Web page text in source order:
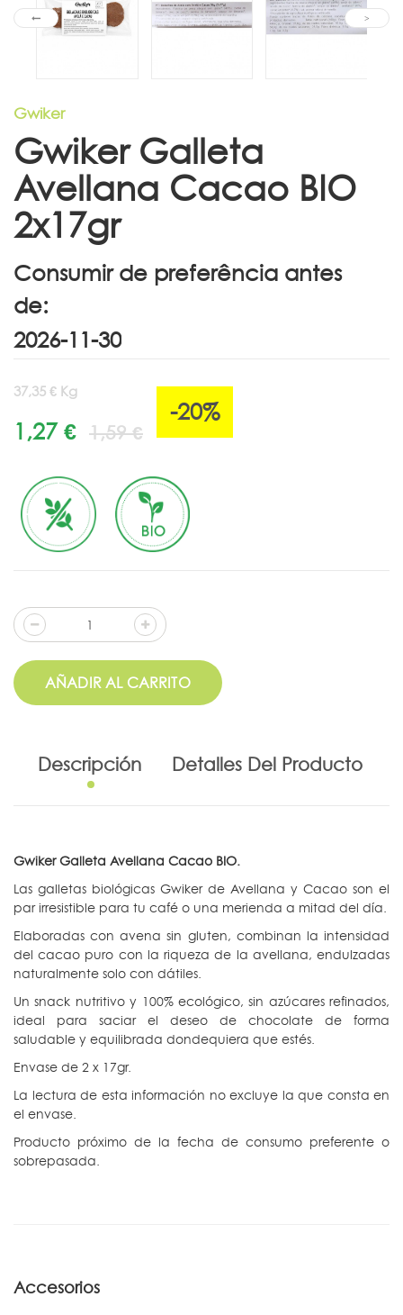
Gwiker
Gwiker Galleta
Avellana Cacao BIO
2x17gr
Consumir de preferência antes
de:
37,35 € Kg
1,27 € 1,59 €
-20%
AÑADIR AL CARRITO
Descripción Detalles Del Producto
Gwiker Galleta Avellana Cacao BIO.
Las galletas biológicas Gwiker de Avellana y Cacao son el
par irresistible para tu café o una merienda a mitad del día.
Elaboradas con avena sin gluten, combinan la intensidad
del cacao puro con la riqueza de la avellana, endulzadas
naturalmente solo con dátiles.
Un snack nutritivo y 100% ecológico, sin azúcares refinados,
ideal para saciar el deseo de chocolate de forma
saludable y equilibrada dondequiera que estés.
Envase de 2 x 17gr.
La lectura de esta información no excluye la que consta en
el envase.
Producto próximo de la fecha de consumo preferente o
sobrepasada.
Accesorios